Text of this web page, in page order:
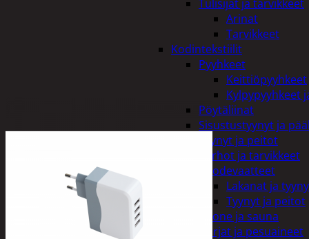
Tulisijat ja tarvikkeet
Arinat
Tarvikkeet
Kodintekstiilit
Pyyhkeet
Keittiöpyyhkeet
Kylpypyyhkeet
Pöytäliinat
Sisustustyynyt ja
Tyynyt ja peitot
Verhot ja tarvikkeet
Vuodevaatteet
Lakanat ja
Tyynyt ja peitot
Kylpyhuone ja sauna
Harjat ja pesuaineet